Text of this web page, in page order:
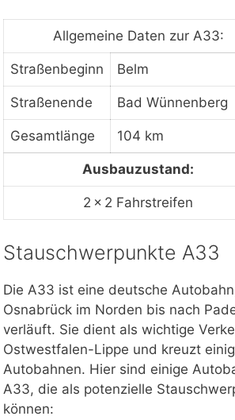
ansehen
Staukarte laden
Allgemeine Daten zur A33:
Straßenbeginn Belm
Straßenende Bad Wünnenberg
Gesamtlänge 104 km
Ausbauzustand:
2 × 2 Fahrstreifen
Stauschwerpunkte A33
Die A33 ist eine deutsche
Osnabrück im Norden bis nach
verläuft. Sie dient als wichtige
Ostwestfalen-Lippe und kreuzt
Autobahnen. Hier sind einige
A33, die als potenzielle
können: